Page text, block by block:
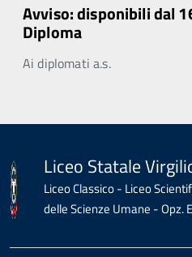
Avviso: disponibili dal
Diploma
Ai diplomati a.s.
Liceo Statale
Liceo Classico - Liceo
delle Scienze Umane - Opz.